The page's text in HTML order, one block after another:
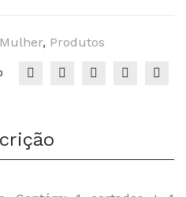
, Produtos